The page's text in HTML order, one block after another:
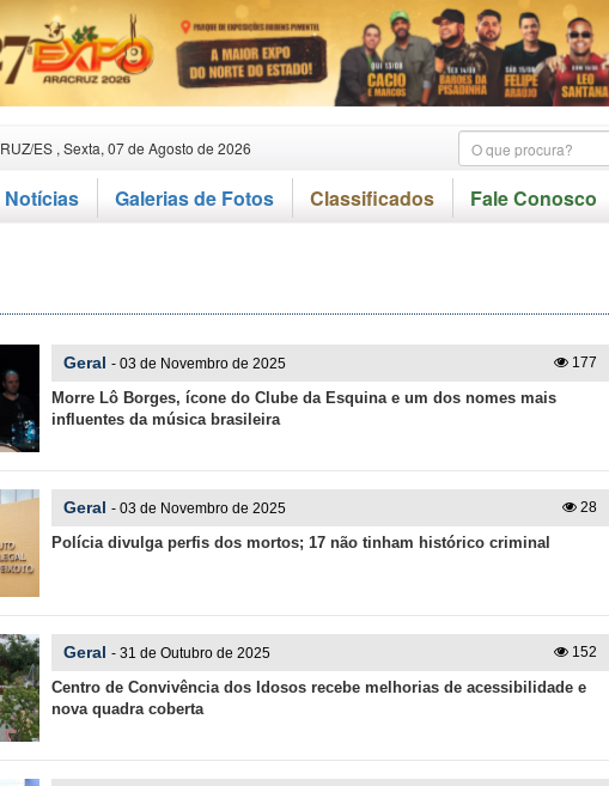
ES , Sexta, 07 de Agosto de 2026
Notícias Galerias de Fotos Classificados Fale Conosco
177
Geral - 03 de Novembro de 2025
Morre Lô Borges, ícone do Clube da Esquina e um dos nomes mais
influentes da música brasileira
28
Geral - 03 de Novembro de 2025
Polícia divulga perfis dos mortos; 17 não tinham histórico criminal
152
Geral - 31 de Outubro de 2025
Centro de Convivência dos Idosos recebe melhorias de acessibilidade e
nova quadra coberta